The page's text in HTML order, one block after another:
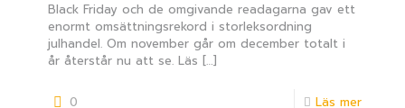
Black Friday och de omgivande readagarna gav ett
enormt omsättningsrekord i storleksordning
julhandel. Om november går om december totalt i
år återstår nu att se. Läs […]
0 Läs mer